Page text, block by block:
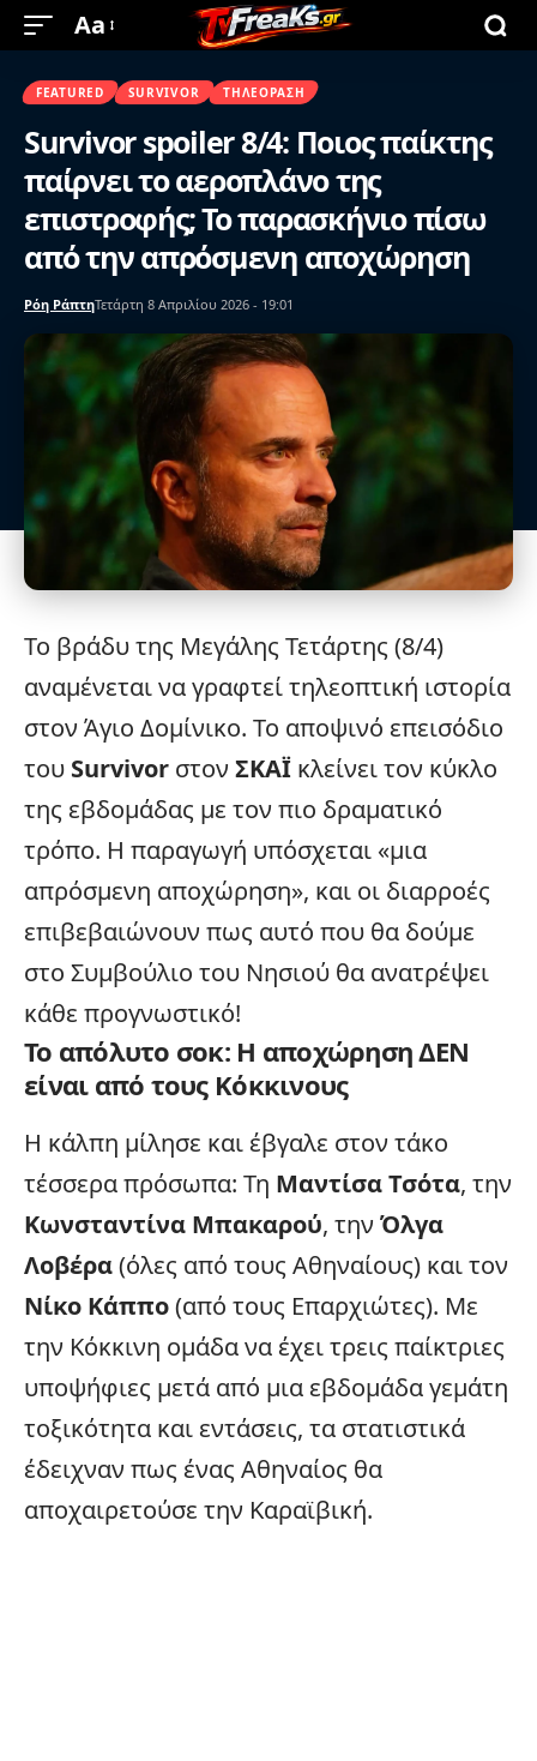
Aa
FEATURED SURVIVOR ΤΗΛΕΌΡΑΣΗ
Survivor spoiler 8/4: Ποιος παίκτης
παίρνει το αεροπλάνο της
επιστροφής; Το παρασκήνιο πίσω
από την απρόσμενη αποχώρηση
Ρόη ΡάπτηΤετάρτη 8 Απριλίου 2026 - 19:01
Το βράδυ της Μεγάλης Τετάρτης (8/4)
αναμένεται να γραφτεί τηλεοπτική ιστορία
στον Άγιο Δομίνικο. Το αποψινό επεισόδιο
του Survivor στον ΣΚΑΪ κλείνει τον κύκλο
της εβδομάδας με τον πιο δραματικό
τρόπο. Η παραγωγή υπόσχεται «μια
απρόσμενη αποχώρηση», και οι διαρροές
επιβεβαιώνουν πως αυτό που θα δούμε
στο Συμβούλιο του Νησιού θα ανατρέψει
κάθε προγνωστικό!
Το απόλυτο σοκ: Η αποχώρηση ΔΕΝ
είναι από τους Κόκκινους
Η κάλπη μίλησε και έβγαλε στον τάκο
τέσσερα πρόσωπα: Τη Μαντίσα Τσότα, την
Κωνσταντίνα Μπακαρού, την Όλγα
Λοβέρα(όλες από τους Αθηναίους) και τον
Νίκο Κάππο(από τους Επαρχιώτες). Με
την Κόκκινη ομάδα να έχει τρεις παίκτριες
υποψήφιες μετά από μια εβδομάδα γεμάτη
τοξικότητα και εντάσεις, τα στατιστικά
έδειχναν πως ένας Αθηναίος θα
αποχαιρετούσε την Καραϊβική.